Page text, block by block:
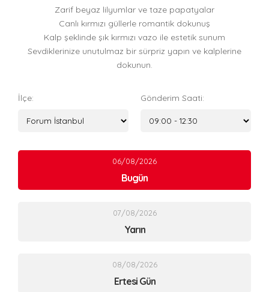
Zarif beyaz lilyumlar ve taze papatyalar
Canlı kırmızı güllerle romantik dokunuş
Kalp şeklinde şık kırmızı vazo ile estetik sunum
Sevdiklerinize unutulmaz bir sürpriz yapın ve kalplerine
dokunun.
İlçe: Gönderim Saati:
06/08/2026
Bugün
07/08/2026
Yarın
08/08/2026
Ertesi Gün